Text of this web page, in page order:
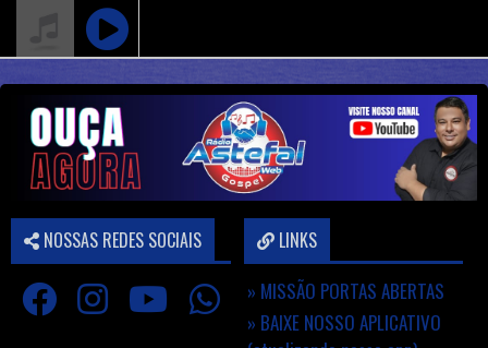
NOSSAS REDES SOCIAIS LINKS
» MISSÃO PORTAS ABERTAS
» BAIXE NOSSO APLICATIVO